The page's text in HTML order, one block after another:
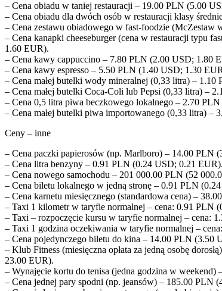
– Cena obiadu w taniej restauracji – 19.00 PLN (5.00
– Cena obiadu dla dwóch osób w restauracji klasy
– Cena zestawu obiadowego w fast-foodzie
– Cena kanapki cheeseburger (cena w restauracji typu
1.60 EUR).
– Cena kawy cappuccino – 7.80 PLN (2.00 USD; 1.80
– Cena kawy espresso – 5.50 PLN (1.40 USD; 1.30
– Cena małej butelki wody mineralnej (0,33 litra) –
– Cena małej butelki Coca-Coli lub Pepsi (0,33 litra) –
– Cena 0,5 litra piwa beczkowego lokalnego – 2.70
– Cena małej butelki piwa importowanego (0,33 litra) –
Ceny – inne
– Cena paczki papierosów (np. Marlboro) – 14.00 PLN
– Cena litra benzyny – 0.91 PLN (0.24 USD; 0.21 EUR).
– Cena nowego samochodu – 201 000.00 PLN (52
– Cena biletu lokalnego w jedną stronę – 0.91 PLN
– Cena karnetu miesięcznego (standardowa cena) –
– Taxi 1 kilometr w taryfie normalnej – cena: 0.91 PLN
– Taxi – rozpoczęcie kursu w taryfie normalnej – cena:
– Taxi 1 godzina oczekiwania w taryfie normalnej –
– Cena pojedynczego biletu do kina – 14.00 PLN (3.50
– Klub Fitness (miesięczna opłata za jedną osobę
23.00 EUR).
– Wynajęcie kortu do tenisa (jedna godzina w
– Cena jednej pary spodni (np. jeansów) – 185.00 PLN